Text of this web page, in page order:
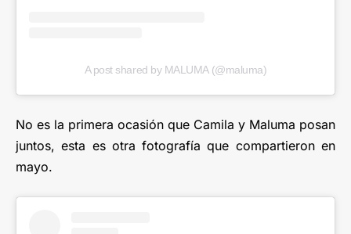
A post shared by MALUMA (@maluma)
No es la primera ocasión que Camila y Maluma posan
juntos, esta es otra fotografía que compartieron en
mayo.